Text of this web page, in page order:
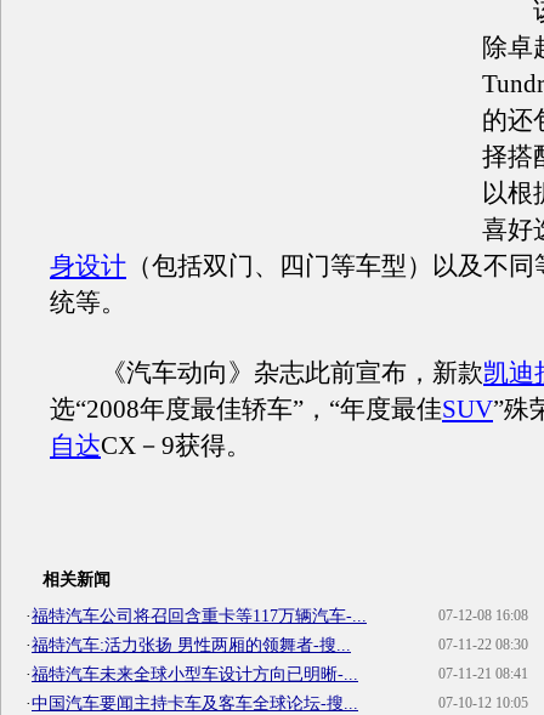
该
除卓
的还
择搭
以根
喜好
身设计 （包括双门、四门等车型）以及不
统等。
《汽车动向》杂志此前宣布，新款凯迪
选“2008年度最佳轿车”，“年度最佳SUV”殊
自达CX－9获得。
相关新闻
07-12-08 16:08
·福特汽车公司将召回含重卡等117万辆汽车-...
07-11-22 08:30
·福特汽车:活力张扬 男性两厢的领舞者-搜...
07-11-21 08:41
·福特汽车未来全球小型车设计方向已明晰-...
07-10-12 10:05
·中国汽车要闻主持卡车及客车全球论坛-搜...